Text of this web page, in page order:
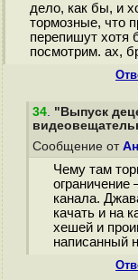
дело, как бы, и
тормозные, что
перепишут хотя
посмотрим. ах,
34. "Выпуск
Сообщение от
Чему там
канала.
качать и на
хешей и
написанный